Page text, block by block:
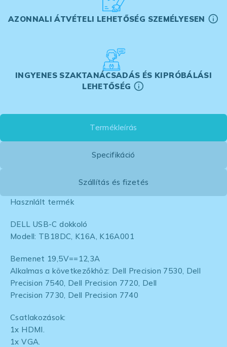
AZONNALI ÁTVÉTELI LEHETŐSÉG SZEMÉLYESEN
INGYENES SZAKTANÁCSADÁS ÉS KIPRÓBÁLÁSI
LEHETŐSÉG
Termékleírás
Specifikáció
Szállítás és fizetés
Hasznlált termék
DELL USB-C dokkoló
Modell: TB18DC, K16A, K16A001
Bemenet 19,5V==12,3A
Alkalmas a következőkhöz: Dell Precision 7530, Dell
Precision 7540, Dell Precision 7720, Dell
Precision 7730, Dell Precision 7740
Csatlakozások:
1x HDMI.
1x VGA.